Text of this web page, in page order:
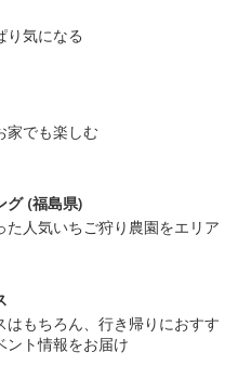
り気になる
家でも楽しむ
グ (福島県)
た人気いちご狩り農園をエリア
はもちろん、行き帰りにおすす
ント情報をお届け